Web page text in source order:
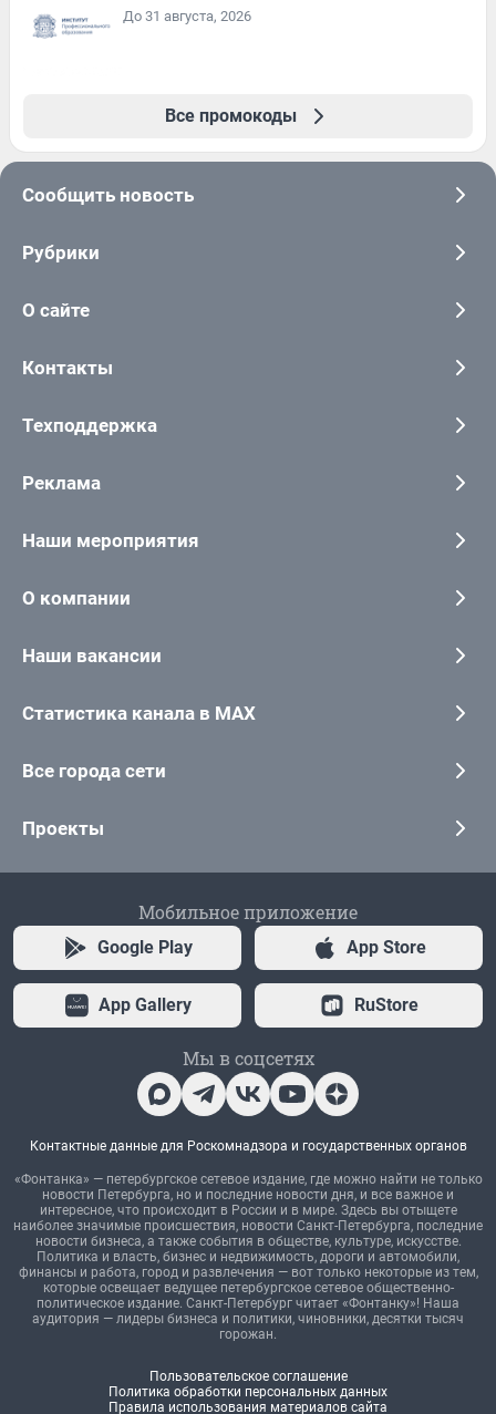
До 31 августа, 2026
Все промокоды
Сообщить новость
Рубрики
О сайте
Контакты
Техподдержка
Реклама
Наши мероприятия
О компании
Наши вакансии
Статистика канала в MAX
Все города сети
Проекты
Мобильное приложение
Google Play App Store
App Gallery RuStore
Мы в соцсетях
Контактные данные для Роскомнадзора и государственных органов
«Фонтанка» — петербургское сетевое издание, где можно найти не только
новости Петербурга, но и последние новости дня, и все важное и
интересное, что происходит в России и в мире. Здесь вы отыщете
наиболее значимые происшествия, новости Санкт-Петербурга, последние
новости бизнеса, а также события в обществе, культуре, искусстве.
Политика и власть, бизнес и недвижимость, дороги и автомобили,
финансы и работа, город и развлечения — вот только некоторые из тем,
которые освещает ведущее петербургское сетевое общественно-
политическое издание. Санкт-Петербург читает «Фонтанку»! Наша
аудитория — лидеры бизнеса и политики, чиновники, десятки тысяч
горожан.
Пользовательское соглашение
Политика обработки персональных данных
Правила использования материалов сайта